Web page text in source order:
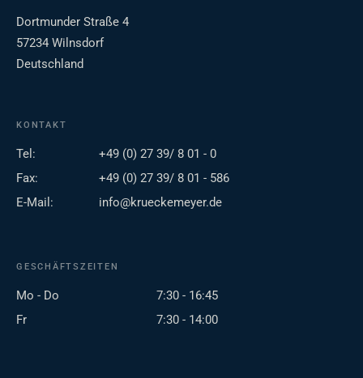
Dortmunder Straße 4
57234 Wilnsdorf
Deutschland
KONTAKT
Tel:
+49 (0) 27 39/ 8 01 - 0
Fax:
+49 (0) 27 39/ 8 01 - 586
E-Mail:
info@krueckemeyer.de
GESCHÄFTSZEITEN
Mo - Do
7:30 - 16:45
Fr
7:30 - 14:00